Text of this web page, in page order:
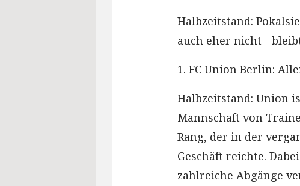
Halbzeitstand:
auch eher nicht -
1. FC Union Berlin:
Halbzeitstand: Union
Mannschaft von
Rang, der in der
Geschäft reichte.
zahlreiche Abgänge